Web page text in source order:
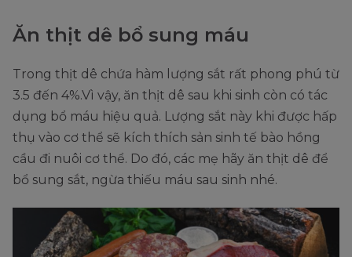
Ăn thịt dê bổ sung máu
Trong thịt dê chứa hàm lượng sắt rất phong phú từ
3.5 đến 4%.Vì vậy, ăn thịt dê sau khi sinh còn có tác
dụng bổ máu hiệu quả. Lượng sắt này khi được hấp
thụ vào cơ thể sẽ kích thích sản sinh tế bào hồng
cầu đi nuôi cơ thể. Do đó, các mẹ hãy ăn thịt dê để
bổ sung sắt, ngừa thiếu máu sau sinh nhé.